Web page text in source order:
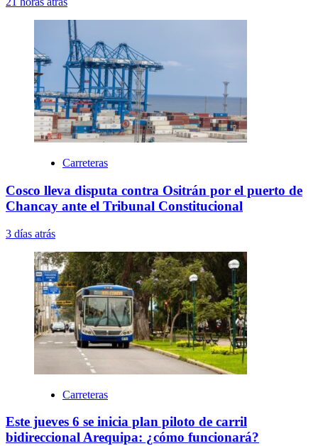
Carreteras
Cosco lleva disputa contra Ositrán por el puerto de
Chancay ante el Tribunal Constitucional
3 días atrás
Carreteras
Este jueves 6 se inicia plan piloto de carril
bidireccional Arequipa: ¿cómo funcionará?